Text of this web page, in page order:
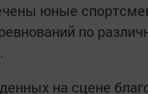
юные
по
на сцене